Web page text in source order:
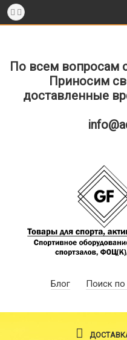
По всем вопросам
Приносим
доставленные
Блог Поиск по